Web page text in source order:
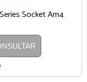
Socket Am4